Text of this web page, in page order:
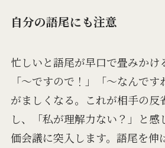
自分の語尾にも注意
忙しいと語尾が早口で畳みかけ
「〜ですので！」「〜なんで
がましくなる。これが相手の反
し、「私が理解力ない？」と感
価会議に突入します。語尾を伸